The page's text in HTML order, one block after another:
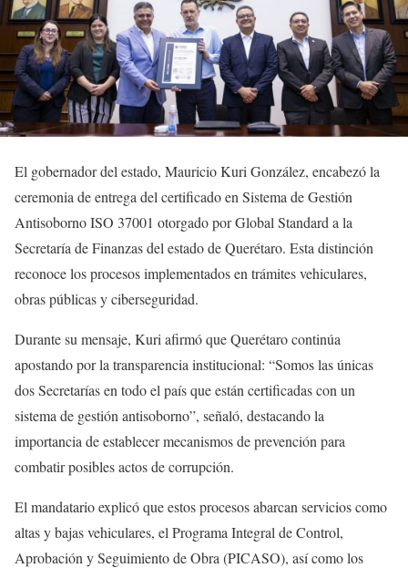
El gobernador del estado, Mauricio Kuri González, encabezó la
ceremonia de entrega del certificado en Sistema de Gestión
Antisoborno ISO 37001 otorgado por Global Standard a la
Secretaría de Finanzas del estado de Querétaro. Esta distinción
reconoce los procesos implementados en trámites vehiculares,
obras públicas y ciberseguridad.
Durante su mensaje, Kuri afirmó que Querétaro continúa
apostando por la transparencia institucional: “Somos las únicas
dos Secretarías en todo el país que están certificadas con un
sistema de gestión antisoborno”, señaló, destacando la
importancia de establecer mecanismos de prevención para
combatir posibles actos de corrupción.
El mandatario explicó que estos procesos abarcan servicios como
altas y bajas vehiculares, el Programa Integral de Control,
Aprobación y Seguimiento de Obra (PICASO), así como los